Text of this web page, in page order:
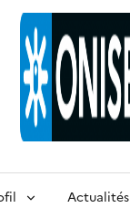
Actualités